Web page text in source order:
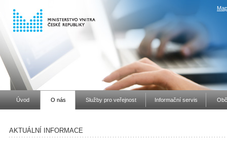
Úvod O nás Služby pro veřejnost Informační servis
AKTUÁLNÍ INFORMACE